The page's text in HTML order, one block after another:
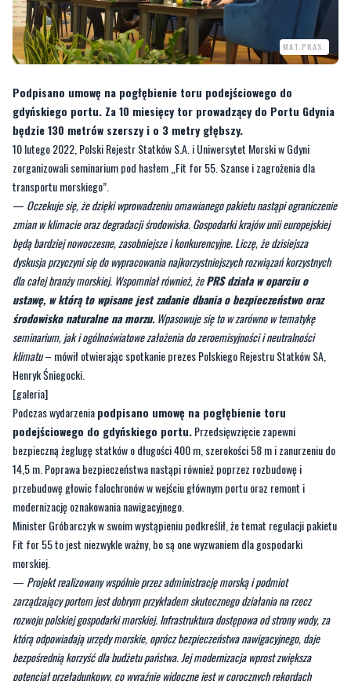
MAT.PRAS.
Podpisano umowę na pogłębienie toru podejściowego do
gdyńskiego portu. Za 10 miesięcy tor prowadzący do Portu Gdynia
będzie 130 metrów szerszy i o 3 metry głębszy.
10 lutego 2022, Polski Rejestr Statków S.A. i Uniwersytet Morski w Gdyni
zorganizowali seminarium pod hasłem „Fit for 55. Szanse i zagrożenia dla
transportu morskiego”.
— Oczekuje się, że dzięki wprowadzeniu omawianego pakietu nastąpi ograniczenie
zmian w klimacie oraz degradacji środowiska. Gospodarki krajów unii europejskiej
będą bardziej nowoczesne, zasobniejsze i konkurencyjne. Liczę, że dzisiejsza
dyskusja przyczyni się do wypracowania najkorzystniejszych rozwiązań korzystnych
dla całej branży morskiej. Wspomniał również, żePRS działa w oparciu o
ustawę, w którą to wpisane jest zadanie dbania o bezpieczeństwo oraz
środowisko naturalne na morzu.Wpasowuje się to w zarówno w tematykę
seminarium, jak i ogólnoświatowe założenia do zeroemisyjności i neutralności
klimatu– mówił otwierając spotkanie prezes Polskiego Rejestru Statków SA,
Henryk Śniegocki.
[galeria]
Podczas wydarzeniapodpisano umowę na pogłębienie toru
podejściowego do gdyńskiego portu.Przedsięwzięcie zapewni
bezpieczną żeglugę statków o długości 400 m, szerokości 58 m i zanurzeniu do
14,5 m. Poprawa bezpieczeństwa nastąpi również poprzez rozbudowę i
przebudowę głowic falochronów w wejściu głównym portu oraz remont i
modernizację oznakowania nawigacyjnego.
Minister Gróbarczyk w swoim wystąpieniu podkreślił, że temat regulacji pakietu
Fit for 55 to jest niezwykle ważny, bo są one wyzwaniem dla gospodarki
morskiej.
— Projekt realizowany wspólnie przez administrację morską i podmiot
zarządzający portem jest dobrym przykładem skutecznego działania na rzecz
rozwoju polskiej gospodarki morskiej. Infrastruktura dostępowa od strony wody, za
którą odpowiadają urzędy morskie, oprócz bezpieczeństwa nawigacyjnego, daje
bezpośrednią korzyść dla budżetu państwa. Jej modernizacja wprost zwiększa
potencjał przeładunkowy, co wyraźnie widoczne jest w corocznych rekordach